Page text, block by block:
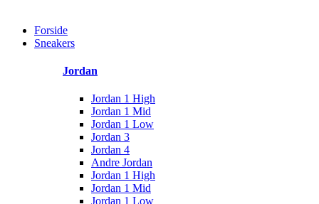
Forside
Sneakers
Jordan
Jordan 1 High
Jordan 1 Mid
Jordan 1 Low
Jordan 3
Jordan 4
Andre Jordan
Jordan 1 High
Jordan 1 Mid
Jordan 1 Low